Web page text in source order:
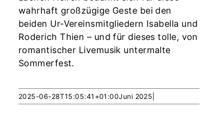
wahrhaft großzügige Geste bei den
beiden Ur-Vereinsmitgliedern Isabella und
Roderich Thien – und für dieses tolle, von
romantischer Livemusik untermalte
Sommerfest.
2025-06-28T15:05:41+01:00Juni 2025